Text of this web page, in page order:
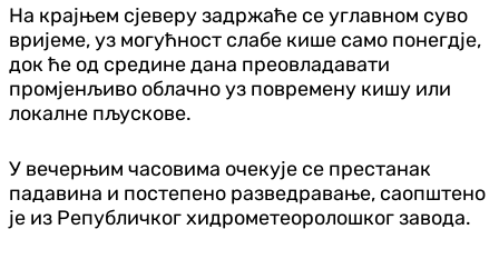
На крајњем сјеверу задржаће се углавном суво
вријеме, уз могућност слабе кише само понегд‌је,
док ће од средине дана преовладавати
промјенљиво облачно уз повремену кишу или
локалне пљускове.
У вечерњим часовима очекује се престанак
падавина и постепено разведравање, саопштено
је из Републичког хидрометеоролошког завода.